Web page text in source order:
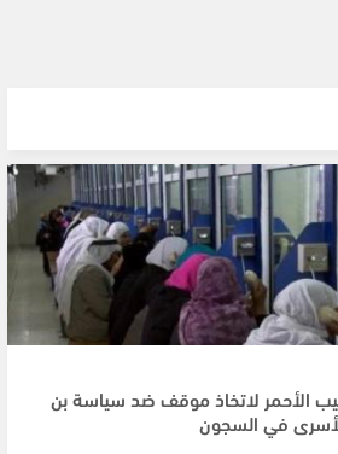
الأحمر لاتخاذ موقف ضد سياسة بن
في السجون